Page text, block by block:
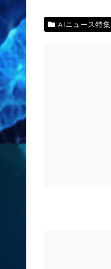
AIニュース特集